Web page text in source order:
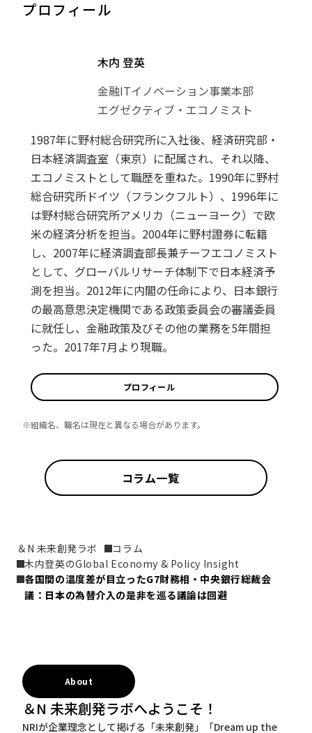
プロフィール
木内 登英
金融ITイノベーション事業本部
エグゼクティブ・エコノミスト
1987年に野村総合研究所に入社後、経済研究部・
日本経済調査室（東京）に配属され、それ以降、
エコノミストとして職歴を重ねた。1990年に野村
総合研究所ドイツ（フランクフルト）、1996年に
は野村総合研究所アメリカ（ニューヨーク）で欧
米の経済分析を担当。2004年に野村證券に転籍
し、2007年に経済調査部長兼チーフエコノミスト
として、グローバルリサーチ体制下で日本経済予
測を担当。2012年に内閣の任命により、日本銀行
の最高意思決定機関である政策委員会の審議委員
に就任し、金融政策及びその他の業務を5年間担
った。2017年7月より現職。
プロフィール
※組織名、職名は現在と異なる場合があります。
コラム一覧
＆N 未来創発ラボ
コラム
木内登英のGlobal Economy & Policy Insight
各国間の温度差が目立ったG7財務相・中央銀行総裁会
議：日本の為替介入の是非を巡る議論は回避
About
＆N 未来創発ラボへようこそ！
NRIが企業理念として掲げる「未来創発」「Dream up the